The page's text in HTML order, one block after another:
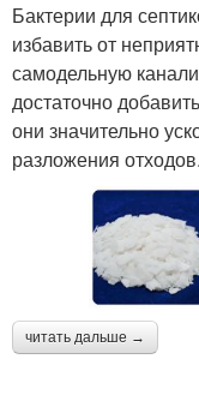
Бактерии для
избавить от
самодельную
достаточно
они значительно
разложения отходов.
читать дальше →